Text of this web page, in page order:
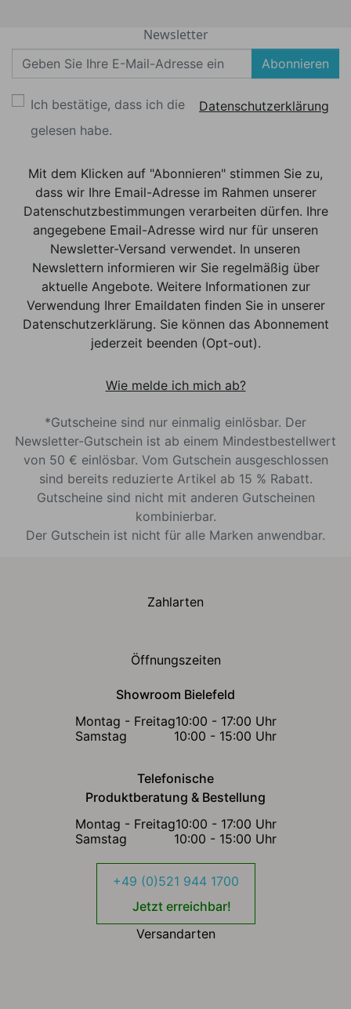
Newsletter
Abonnieren
Ich bestätige, dass ich die
Datenschutzerklärung
gelesen habe.
Mit dem Klicken auf "Abonnieren" stimmen Sie zu,
dass wir Ihre Email-Adresse im Rahmen unserer
Datenschutzbestimmungen verarbeiten dürfen. Ihre
angegebene Email-Adresse wird nur für unseren
Newsletter-Versand verwendet. In unseren
Newslettern informieren wir Sie regelmäßig über
aktuelle Angebote. Weitere Informationen zur
Verwendung Ihrer Emaildaten finden Sie in unserer
Datenschutzerklärung. Sie können das Abonnement
jederzeit beenden (Opt-out).
Wie melde ich mich ab?
*Gutscheine sind nur einmalig einlösbar. Der
Newsletter-Gutschein ist ab einem Mindestbestellwert
von 50 € einlösbar. Vom Gutschein ausgeschlossen
sind bereits reduzierte Artikel ab 15 % Rabatt.
Gutscheine sind nicht mit anderen Gutscheinen
kombinierbar.
Der Gutschein ist nicht für alle Marken anwendbar.
Zahlarten
Öffnungszeiten
Showroom Bielefeld
Montag - Freitag10:00 - 17:00 Uhr
Samstag
10:00 - 15:00 Uhr
Telefonische
Produktberatung & Bestellung
Montag - Freitag10:00 - 17:00 Uhr
Samstag
10:00 - 15:00 Uhr
+49 (0)521 944 1700
Jetzt erreichbar!
Versandarten